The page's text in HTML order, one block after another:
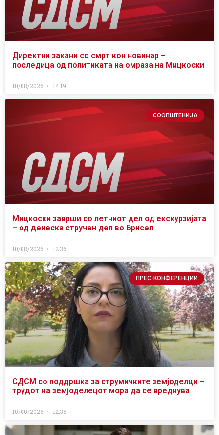
Директни закани со смрт кон новинар –
последица од политиката на омраза на Мицкоски
10/08/2026 14:19
СООПШТЕНИЈА
Мицкоски заврши со летниот дел од екскурзијата
– од денеска стручен дел во Брисел
10/08/2026 12:36
ПРЕС-КОНФЕРЕНЦИИ
СДСМ со поддршка за струмичките земјоделци –
трудот на земјоделецот мора да се вреднува
10/08/2026 12:35